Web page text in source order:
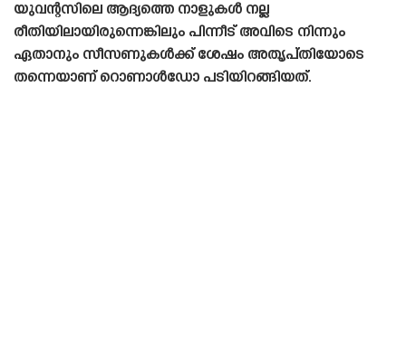
യുവന്റസിലെ ആദ്യത്തെ നാളുകൾ നല്ല
രീതിയിലായിരുന്നെങ്കിലും പിന്നീട് അവിടെ നിന്നും
ഏതാനും സീസണുകൾക്ക് ശേഷം അതൃപ്‌തിയോടെ
തന്നെയാണ് റൊണാൾഡോ പടിയിറങ്ങിയത്.